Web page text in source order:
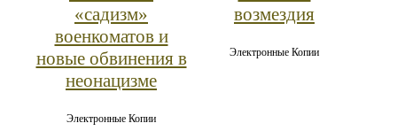
«садизм»
военкоматов и
новые обвинения в
неонацизме
Электронные Копии
возмездия
Электронные Копии